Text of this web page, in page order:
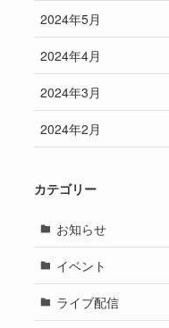
2024年5月
2024年4月
2024年3月
2024年2月
カテゴリー
お知らせ
イベント
ライブ配信